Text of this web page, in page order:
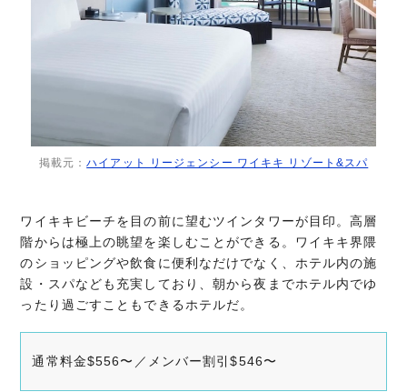
掲載元：ハイアット リージェンシー ワイキキ リゾート&スパ
ワイキキビーチを目の前に望むツインタワーが目印。高層
階からは極上の眺望を楽しむことができる。ワイキキ界隈
のショッピングや飲食に便利なだけでなく、ホテル内の施
設・スパなども充実しており、朝から夜までホテル内でゆ
ったり過ごすこともできるホテルだ。
通常料金$556〜／メンバー割引$546〜